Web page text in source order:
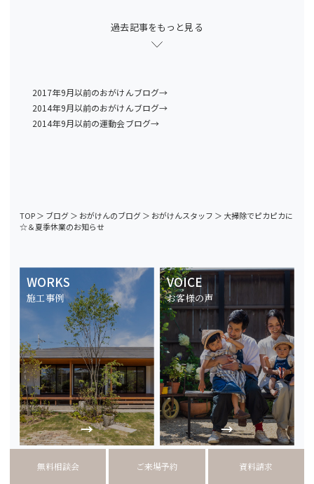
過去記事をもっと見る
2017年9月以前のおがけんブログ→
2014年9月以前のおがけんブログ→
2014年9月以前の運動会ブログ→
TOP＞ ブログ＞ おがけんのブログ＞ おがけんスタッフ ＞ 大掃除でピカピカに
☆＆夏季休業のお知らせ
WORKS
施工事例
VOICE
お客様の声
EVENT MODEL
無料相談会 ご来場予約 資料請求